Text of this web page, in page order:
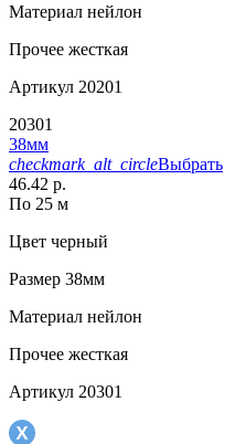
Материал нейлон
Прочее жесткая
Артикул 20201
20301
38мм
checkmark_alt_circleВыбрать
46.42 р.
По 25 м
Цвет черный
Размер 38мм
Материал нейлон
Прочее жесткая
Артикул 20301